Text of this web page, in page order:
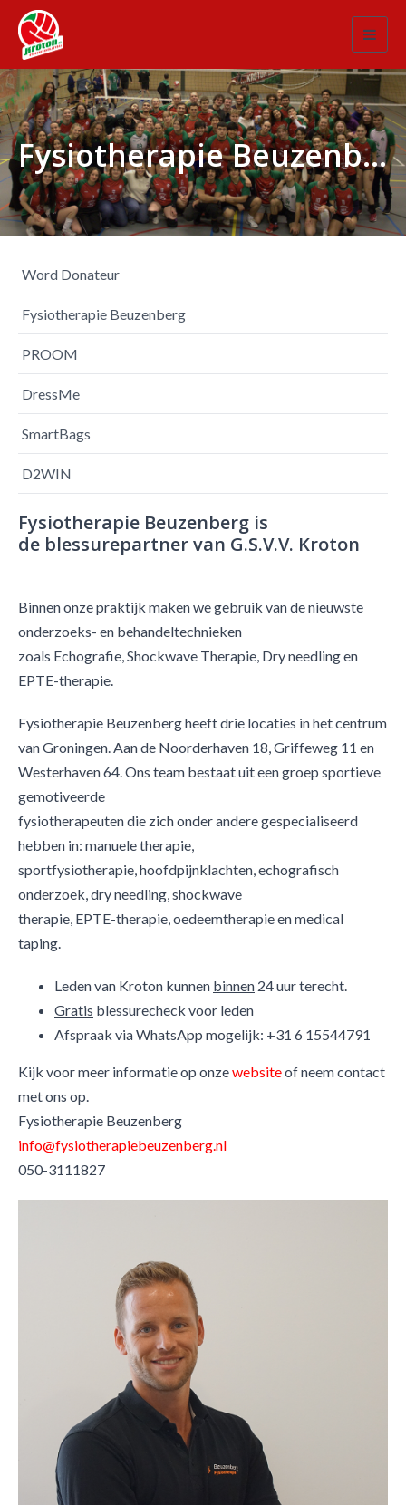
Fysiotherapie Beuzenberg
Word Donateur
Fysiotherapie Beuzenberg
PROOM
DressMe
SmartBags
D2WIN
Fysiotherapie Beuzenberg is
de blessurepartner van G.S.V.V. Kroton
Binnen onze praktijk maken we gebruik van de nieuwste
onderzoeks- en behandeltechnieken
zoals Echografie, Shockwave Therapie, Dry needling en
EPTE-therapie.
Fysiotherapie Beuzenberg heeft drie locaties in het centrum
van Groningen. Aan de Noorderhaven 18, Griffeweg 11 en
Westerhaven 64. Ons team bestaat uit een groep sportieve
gemotiveerde
fysiotherapeuten die zich onder andere gespecialiseerd
hebben in: manuele therapie,
sportfysiotherapie, hoofdpijnklachten, echografisch
onderzoek, dry needling, shockwave
therapie, EPTE-therapie, oedeemtherapie en medical
taping.
Leden van Kroton kunnen binnen 24 uur terecht.
Gratis blessurecheck voor leden
Afspraak via WhatsApp mogelijk: +31 6 15544791
Kijk voor meer informatie op onzewebsiteof neem contact
met ons op.
Fysiotherapie Beuzenberg
info@fysiotherapiebeuzenberg.nl
050-3111827